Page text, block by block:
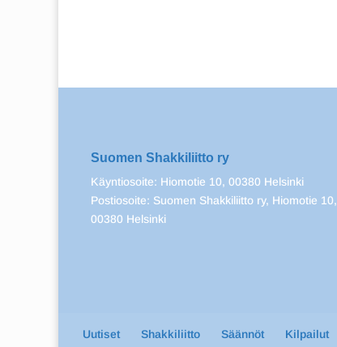
Suomen Shakkiliitto ry
Käyntiosoite: Hiomotie 10, 00380 Helsinki
Postiosoite: Suomen Shakkiliitto ry, Hiomotie 10,
00380 Helsinki
Uutiset Shakkiliitto Säännöt Kilpailut